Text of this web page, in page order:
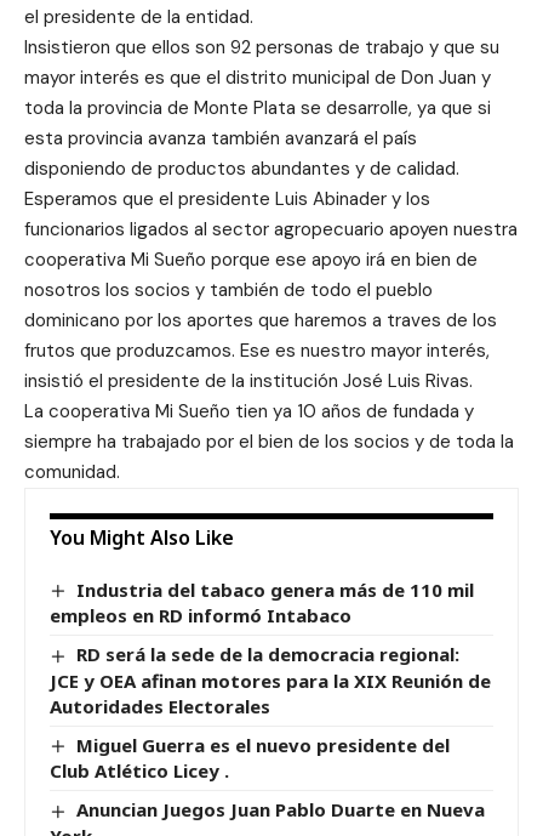
el presidente de la entidad.
Insistieron que ellos son 92 personas de trabajo y que su
mayor interés es que el distrito municipal de Don Juan y
toda la provincia de Monte Plata se desarrolle, ya que si
esta provincia avanza también avanzará el país
disponiendo de productos abundantes y de calidad.
Esperamos que el presidente Luis Abinader y los
funcionarios ligados al sector agropecuario apoyen nuestra
cooperativa Mi Sueño porque ese apoyo irá en bien de
nosotros los socios y también de todo el pueblo
dominicano por los aportes que haremos a traves de los
frutos que produzcamos. Ese es nuestro mayor interés,
insistió el presidente de la institución José Luis Rivas.
La cooperativa Mi Sueño tien ya 10 años de fundada y
siempre ha trabajado por el bien de los socios y de toda la
comunidad.
You Might Also Like
Industria del tabaco genera más de 110 mil
empleos en RD informó Intabaco
RD será la sede de la democracia regional:
JCE y OEA afinan motores para la XIX Reunión de
Autoridades Electorales
Miguel Guerra es el nuevo presidente del
Club Atlético Licey .
Anuncian Juegos Juan Pablo Duarte en Nueva